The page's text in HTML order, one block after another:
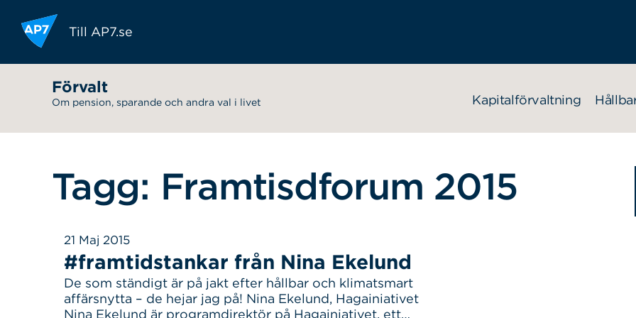
Till AP7.se
Förvalt
Om pension, sparande och andra val i livet Kapitalförvaltning
Tagg: Framtisdforum 2015
21 Maj 2015
#framtidstankar från Nina Ekelund
De som ständigt är på jakt efter hållbar och klimatsmart
affärsnytta – de hejar jag på! Nina Ekelund, Hagainiativet
Nina Ekelund är programdirektör på Hagainiativet, ett